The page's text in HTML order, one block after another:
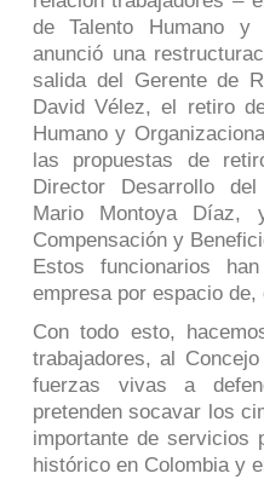
de Talento Humano y
anunció una
salida del Gerente de
David Vélez, el retiro
Humano y
las propuestas de
Director Desarrollo
Mario Montoya
Compensación y
Estos funcionarios
empresa por espacio
Con todo esto,
trabajadores, al
fuerzas vivas a
pretenden socavar los
importante de servicios
histórico en Colombia y